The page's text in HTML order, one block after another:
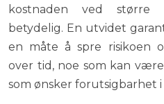
kostnaden ved større
betydelig. En utvidet
en måte å spre risikoen
over tid, noe som kan
som ønsker forutsigbarhet